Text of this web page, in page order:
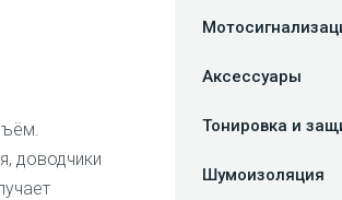
доводчики
Аксессуары
Тонировка и
Шумоизоляция